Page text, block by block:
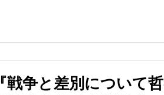
『戦争と差別について